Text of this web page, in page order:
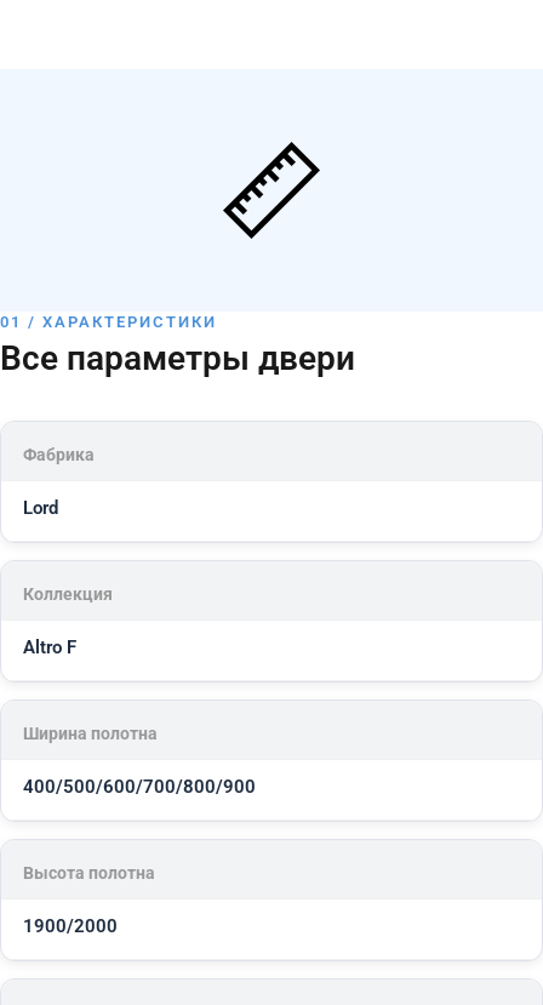
01 / ХАРАКТЕРИСТИКИ
Все параметры двери
Фабрика
Lord
Коллекция
Altro F
Ширина полотна
400/500/600/700/800/900
Высота полотна
1900/2000